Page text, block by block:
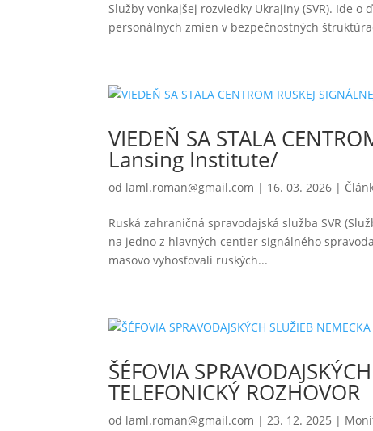
Služby vonkajšej rozviedky Ukrajiny (SVR). Ide
personálnych zmien v bezpečnostných
VIEDEŇ SA STALA
Lansing Institute/
od laml.roman@gmail.com | 16. 03. 2026 |
Ruská zahraničná spravodajská služba SVR
na jedno z hlavných centier signálného
masovo vyhosťovali ruských...
ŠÉFOVIA
TELEFONICKÝ ROZHOVOR
od laml.roman@gmail.com |23. 12. 2025 |